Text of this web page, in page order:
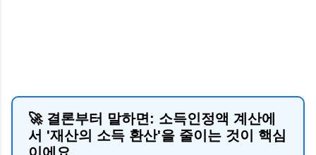
🚀 결론부터 말하면: 소득인정액 계산에
서 '재산의 소득 환산'을 줄이는 것이 핵심
이에요.